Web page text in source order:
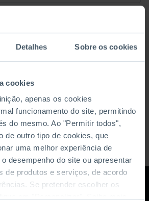
Detalhes Sobre os cookies
cookies
apenas os cookies
funcionamento do site, permitindo
do mesmo. Ao "Permitir todos",
de outro tipo de cookies, que
uma melhor experiência de
desempenho do site ou apresentar
de produtos e serviços, de acordo
Se pretender escolher os